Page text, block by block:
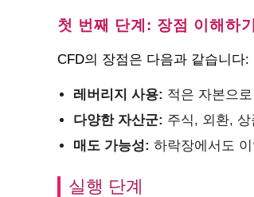
첫 번째 단계: 장점 이해하기
CFD의 장점은 다음과 같습니다:
레버리지 사용: 적은 자본으
다양한 자산군: 주식, 외환,
매도 가능성: 하락장에서도
실행 단계